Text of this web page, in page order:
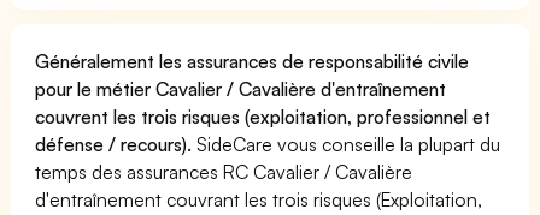
Généralement les assurances de responsabilité civile
pour le métier Cavalier / Cavalière d'entraînement
couvrent les trois risques (exploitation, professionnel et
défense / recours). SideCare vous conseille la plupart du
temps des assurances RC Cavalier / Cavalière
d'entraînement couvrant les trois risques (Exploitation,